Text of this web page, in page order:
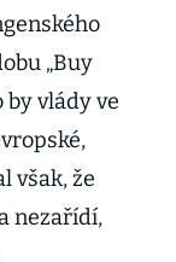
„Buy
vlády ve
však, že
nezařídí,